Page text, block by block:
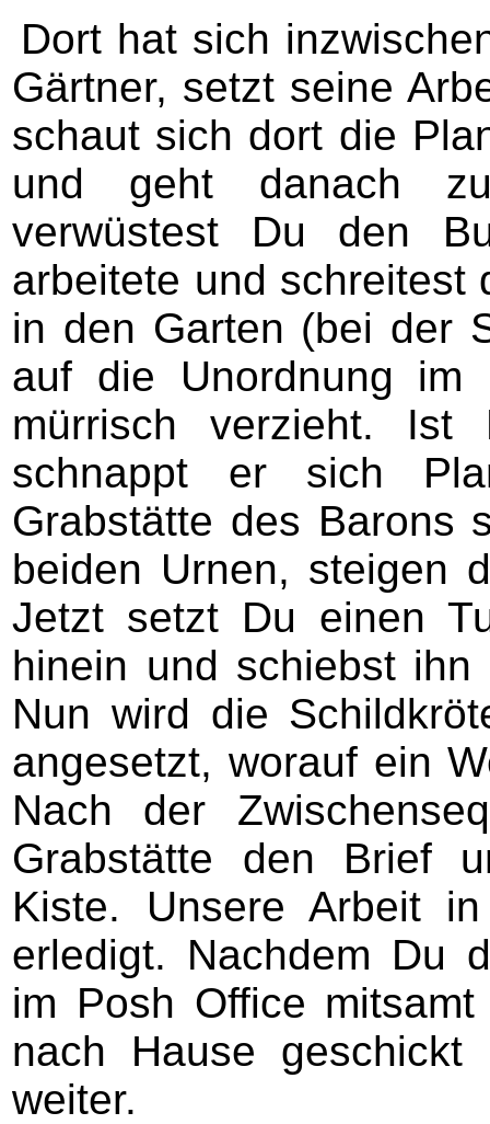
Dort hat sich
Gärtner, setzt seine
schaut sich dort die
und geht danach
verwüstest Du den
arbeitete und schreitest
in den Garten (bei der
auf die Unordnung
mürrisch verzieht.
schnappt er sich
Grabstätte des Barons
beiden Urnen, steigen
Jetzt setzt Du einen
hinein und schiebst
Nun wird die
angesetzt, worauf ein
Nach der
Grabstätte den Brief
Kiste. Unsere Arbeit
erledigt. Nachdem Du
im Posh Office
nach Hause
weiter.